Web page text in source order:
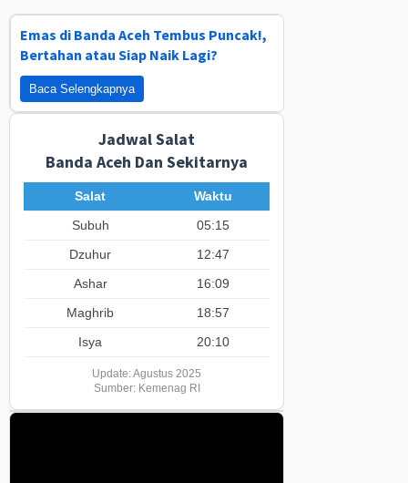
Emas di Banda Aceh Tembus Puncak!,
Bertahan atau Siap Naik Lagi?
Baca Selengkapnya
Jadwal Salat
Banda Aceh Dan Sekitarnya
Salat
Waktu
Subuh
05:15
Dzuhur
12:47
Ashar
16:09
Maghrib
18:57
Isya
20:10
Update: Agustus 2025
Sumber: Kemenag RI